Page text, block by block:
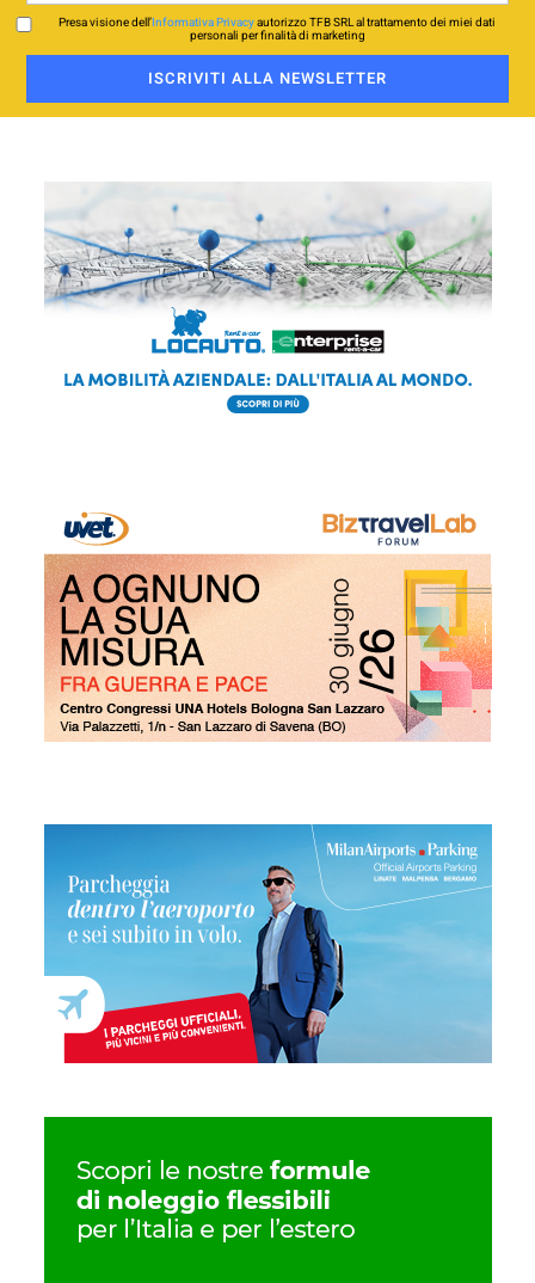
Presa visione dell’Informativa Privacyautorizzo TFB SRL al trattamento dei miei dati
personali per finalità di marketing
ISCRIVITI ALLA NEWSLETTER